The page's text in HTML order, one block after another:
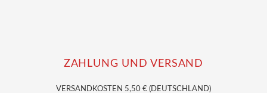
ZAHLUNG UND VERSAND
VERSANDKOSTEN 5,50 € (DEUTSCHLAND)